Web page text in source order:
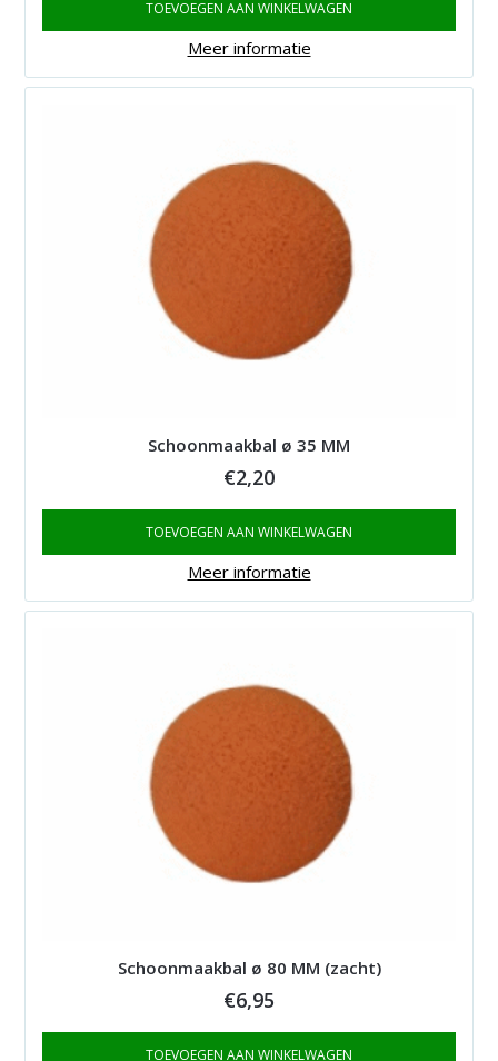
TOEVOEGEN AAN WINKELWAGEN
Meer informatie
Schoonmaakbal ø 35 MM
€2,20
TOEVOEGEN AAN WINKELWAGEN
Meer informatie
Schoonmaakbal ø 80 MM (zacht)
€6,95
TOEVOEGEN AAN WINKELWAGEN